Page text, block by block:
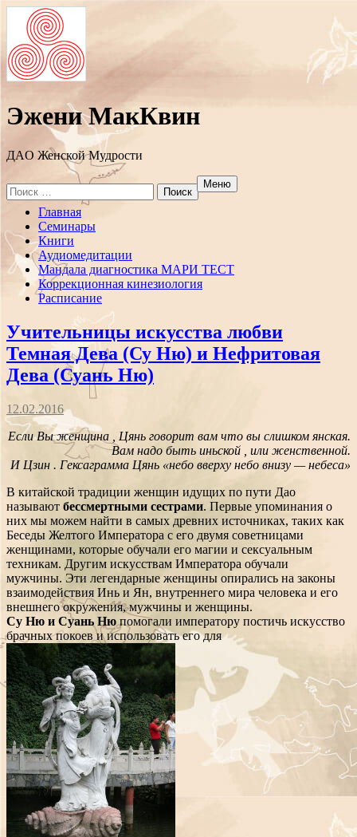
Эжени МакКвин
ДAO Женской Мудрости
Search
for:
Меню
Перейти
содержанию
Главная
Семинары
Книги
Аудиомедитации
Мандала диагностика МАРИ ТЕСТ
Коррекционная кинезиология
Расписание
Учительницы искусства любви
Темная Дева (Су Ню) и Нефритовая
Дева (Суань Ню)
12.02.2016
Если Вы женщина , Цянь говорит вам что вы слишком янская.
Вам надо быть иньской , или женственной.
И Цзин . Гексаграмма Цянь «небо вверху небо внизу — небеса»
В китайской традиции женщин идущих по пути Дао
называют бессмертными сестрами. Первые упоминания о
них мы можем найти в самых древних источниках, таких как
Беседы Желтого Императора с его двумя советницами
женщинами, которые обучали его магии и сексуальным
техникам. Другим искусствам Императора обучали
мужчины. Эти легендарные женщины опирались на законы
взаимодействия Инь и Ян, внутреннего мира человека и его
внешнего окружения, мужчины и женщины.
Су Ню и Суань Нюпомогали императору постичь искусство
брачных покоев и использовать его для